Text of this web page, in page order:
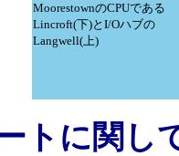
MoorestownのCPUである
Lincroft(下)とI/Oハブの
Langwell(上)
トに関し